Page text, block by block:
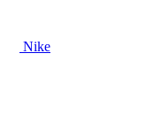
Nike